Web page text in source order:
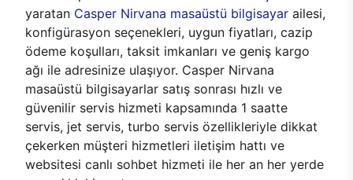
yaratan Casper Nirvana masaüstü bilgisayar ailesi,
konfigürasyon seçenekleri, uygun fiyatları, cazip
ödeme koşulları, taksit imkanları ve geniş kargo
ağı ile adresinize ulaşıyor. Casper Nirvana
masaüstü bilgisayarlar satış sonrası hızlı ve
güvenilir servis hizmeti kapsamında 1 saatte
servis, jet servis, turbo servis özellikleriyle dikkat
çekerken müşteri hizmetleri iletişim hattı ve
websitesi canlı sohbet hizmeti ile her an her yerde